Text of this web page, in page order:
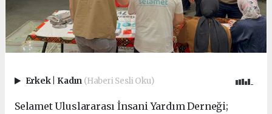
Erkek Kadın (Haberi Sesli Oku)
Selamet Uluslararası İnsani Yardım Derneği;